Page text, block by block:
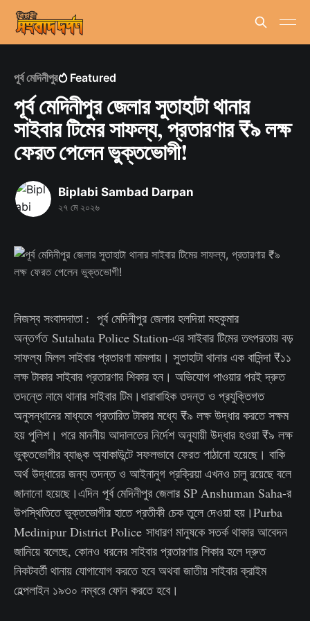
পূর্ব মেদিনীপুর Featured
পূর্ব মেদিনীপুর জেলার সুতাহাটা থানার
সাইবার টিমের সাফল্য, প্রতারণার ₹৯ লক্ষ
ফেরত পেলেন ভুক্তভোগী!
Biplabi Sambad Darpan
২৭ মে ২০২৬
নিজস্ব সংবাদদাতা : পূর্ব মেদিনীপুর জেলার হলদিয়া মহকুমার
অন্তর্গত Sutahata Police Station-এর সাইবার টিমের তৎপরতায় বড়
সাফল্য মিলল সাইবার প্রতারণা মামলায়। সুতাহাটা থানার এক বাসিন্দা ₹১১
লক্ষ টাকার সাইবার প্রতারণার শিকার হন। অভিযোগ পাওয়ার পরই দ্রুত
তদন্তে নামে থানার সাইবার টিম।ধারাবাহিক তদন্ত ও প্রযুক্তিগত
অনুসন্ধানের মাধ্যমে প্রতারিত টাকার মধ্যে ₹৯ লক্ষ উদ্ধার করতে সক্ষম
হয় পুলিশ। পরে মাননীয় আদালতের নির্দেশ অনুযায়ী উদ্ধার হওয়া ₹৯ লক্ষ
ভুক্তভোগীর ব্যাঙ্ক অ্যাকাউন্টে সফলভাবে ফেরত পাঠানো হয়েছে। বাকি
অর্থ উদ্ধারের জন্য তদন্ত ও আইনানুগ প্রক্রিয়া এখনও চালু রয়েছে বলে
জানানো হয়েছে।এদিন পূর্ব মেদিনীপুর জেলার SP Anshuman Saha-র
উপস্থিতিতে ভুক্তভোগীর হাতে প্রতীকী চেক তুলে দেওয়া হয়।Purba
Medinipur District Police সাধারণ মানুষকে সতর্ক থাকার আবেদন
জানিয়ে বলেছে, কোনও ধরনের সাইবার প্রতারণার শিকার হলে দ্রুত
নিকটবর্তী থানায় যোগাযোগ করতে হবে অথবা জাতীয় সাইবার ক্রাইম
হেল্পলাইন ১৯৩০ নম্বরে ফোন করতে হবে।